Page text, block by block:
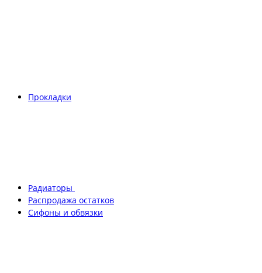
Прокладки
Радиаторы
Распродажа остатков
Сифоны и обвязки